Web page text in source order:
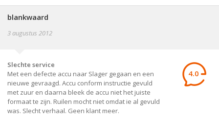
blankwaard
3 augustus 2012
Slechte service
Met een defecte accu naar Slager gegaan en een
nieuwe gevraagd. Accu conform instructie gevuld
met zuur en daarna bleek de accu niet het juiste
formaat te zijn. Ruilen mocht niet omdat ie al gevuld
was. Slecht verhaal. Geen klant meer.
4.0